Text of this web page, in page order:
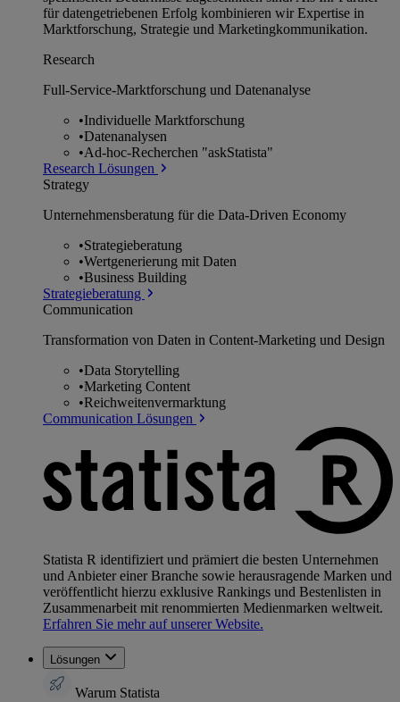
für datengetriebenen Erfolg kombinieren wir Expertise in
Marktforschung, Strategie und Marketingkommunikation.
Research
Full-Service-Marktforschung und Datenanalyse
•Individuelle Marktforschung
•Datenanalysen
•Ad-hoc-Recherchen "askStatista"
Research Lösungen
Strategy
Unternehmens­beratung für die Data-Driven Economy
•Strategieberatung
•Wertgenerierung mit Daten
•Business Building
Strategieberatung
Communication
Transformation von Daten in Content-Marketing und Design
•Data Storytelling
•Marketing Content
•Reichweitenvermarktung
Communication Lösungen
Statista R identifiziert und prämiert die besten Unternehmen
und Anbieter einer Branche sowie herausragende Marken und
veröffentlicht hierzu exklusive Rankings und Bestenlisten in
Zusammenarbeit mit renommierten Medienmarken weltweit.
Erfahren Sie mehr auf unserer Website.
Lösungen
Warum Statista